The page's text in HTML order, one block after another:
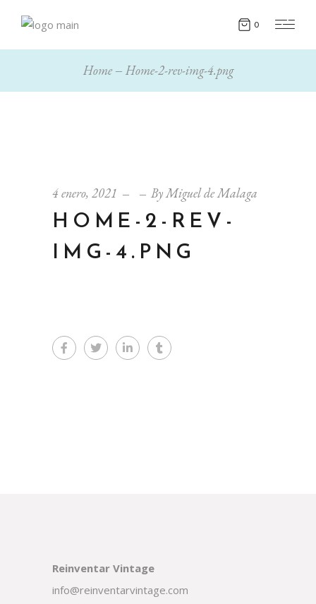
0
Home Home-2-rev-img-4.png
4 enero, 2021 ByMiguel de Malaga
HOME-2-REV-
IMG-4.PNG
Reinventar Vintage
info@reinventarvintage.com